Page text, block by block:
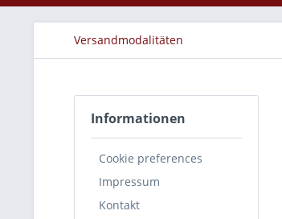
Versandmodalitäten
Informationen
Cookie preferences
Impressum
Kontakt